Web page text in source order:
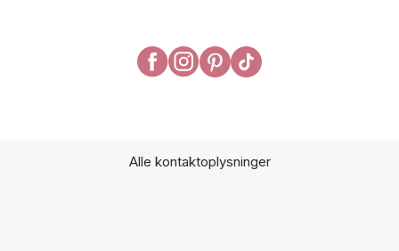
Alle kontaktoplysninger